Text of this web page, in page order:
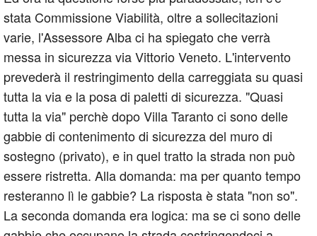
stata Commissione Viabilità, oltre a sollecitazioni
varie, l'Assessore Alba ci ha spiegato che verrà
messa in sicurezza via Vittorio Veneto. L'intervento
prevederà il restringimento della carreggiata su quasi
tutta la via e la posa di paletti di sicurezza. "Quasi
tutta la via" perchè dopo Villa Taranto ci sono delle
gabbie di contenimento di sicurezza del muro di
sostegno (privato), e in quel tratto la strada non può
essere ristretta. Alla domanda: ma per quanto tempo
resteranno lì le gabbie? La risposta è stata "non so".
La seconda domanda era logica: ma se ci sono delle